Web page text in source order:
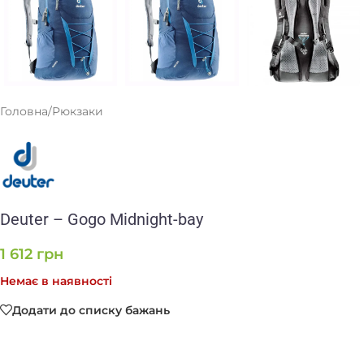
Головна/Рюкзаки
Deuter – Gogo Midnight-bay
1 612 грн
Немає в наявності
Додати до списку бажань